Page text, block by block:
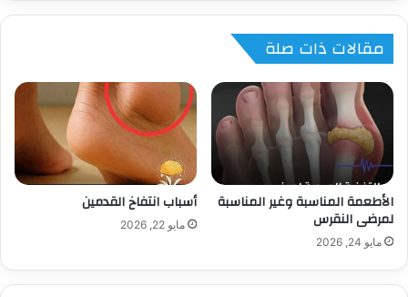
مقالات ذات صلة
الأطعمة المناسبة وغير المناسبة
لمرضى النقرس
مايو 24, 2026
أسباب انتفاخ القدمين
مايو 22, 2026